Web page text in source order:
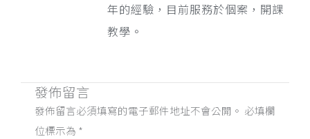
年的經驗，目前服務於個案，開課
教學。
發佈留言
發佈留言必須填寫的電子郵件地址不會公開。 必填欄
位標示為 *